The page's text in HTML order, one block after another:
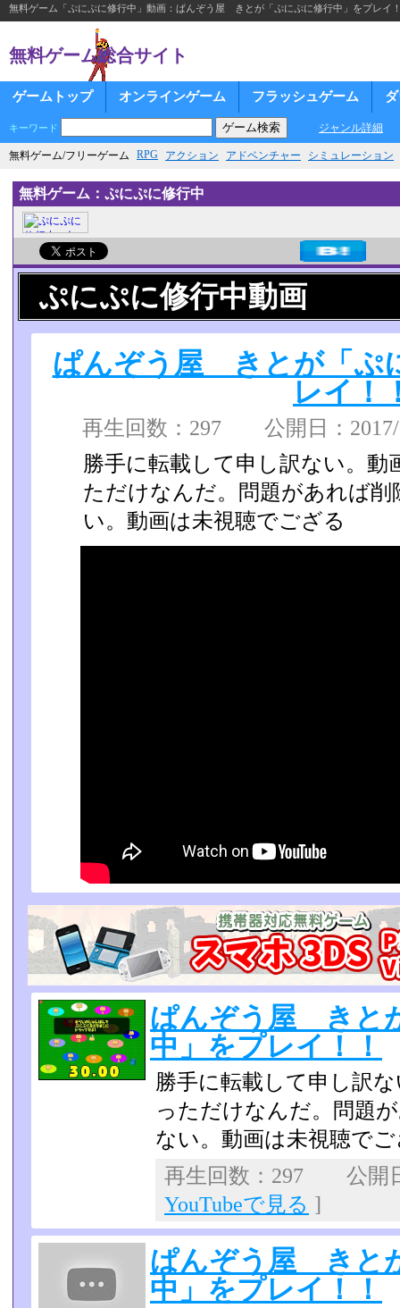
無料ゲーム「ぷにぷに修行中」動画：ぱんぞう屋 きとが「ぷにぷに修行中」をプレイ
無料ゲーム総合サイト
ゲームトップ オンラインゲーム フラッシュゲーム
キーワード ジャンル詳細
無料ゲーム/フリーゲーム RPG アクション アドベンチャー シミュレーション
無料ゲーム：ぷにぷに修行中
ぷにぷに修行中動画
ぱんぞう屋 きとが「ぷ
レイ！
再生回数：297 公開日：
勝手に転載して申し訳ない。動
ただけなんだ。問題があれば
い。動画は未視聴でござる
ぱんぞう屋 きと
中」をプレイ！！
勝手に転載して申し訳
っただけなんだ。問題
ない。動画は未視聴で
再生回数：297 公開
YouTubeで見る ]
ぱんぞう屋 きと
中」をプレイ！！